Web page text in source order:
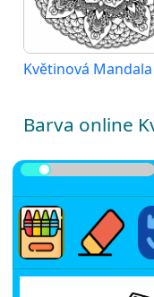
Květinová
Barva online